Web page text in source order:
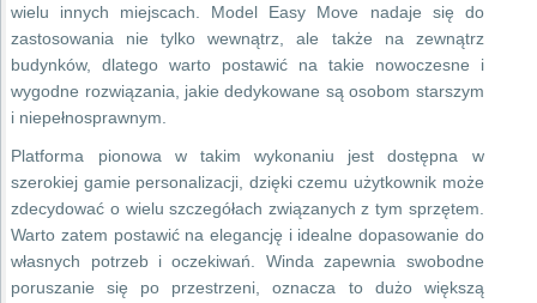
wielu innych miejscach. Model Easy Move nadaje się do
zastosowania nie tylko wewnątrz, ale także na zewnątrz
budynków, dlatego warto postawić na takie nowoczesne i
wygodne rozwiązania, jakie dedykowane są osobom starszym
i niepełnosprawnym.
Platforma pionowa w takim wykonaniu jest dostępna w
szerokiej gamie personalizacji, dzięki czemu użytkownik może
zdecydować o wielu szczegółach związanych z tym sprzętem.
Warto zatem postawić na elegancję i idealne dopasowanie do
własnych potrzeb i oczekiwań. Winda zapewnia swobodne
poruszanie się po przestrzeni, oznacza to dużo większą